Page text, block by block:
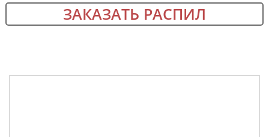
ЗАКАЗАТЬ РАСПИЛ